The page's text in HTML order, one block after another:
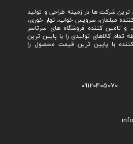
ترین شرکت ها در زمینه طراحی و تولید
مبلمان، سرویس خواب، نهار خوری،
تامین کننده فروشگاه های سرتاسر
کالاهای تولیدی را با پایین ترین
با پایین ترین قیمت محصول را
09120405070